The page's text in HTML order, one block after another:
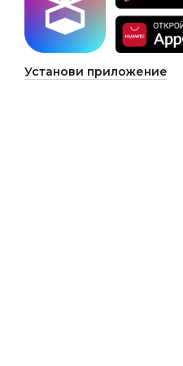
Установи приложение